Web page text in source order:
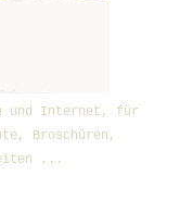
und Internet, für
Broschüren,
...